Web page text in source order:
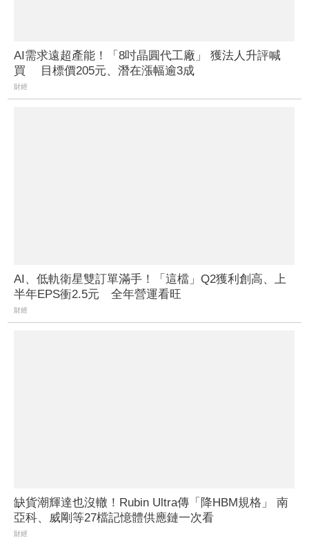
AI需求遠超產能！「8吋晶圓代工廠」 獲法人升評喊
買 目標價205元、潛在漲幅逾3成
財經
AI、低軌衛星雙訂單滿手！「這檔」Q2獲利創高、上
半年EPS衝2.5元 全年營運看旺
財經
缺貨潮輝達也沒轍！Rubin Ultra傳「降HBM規格」 南
亞科、威剛等27檔記憶體供應鏈一次看
財經